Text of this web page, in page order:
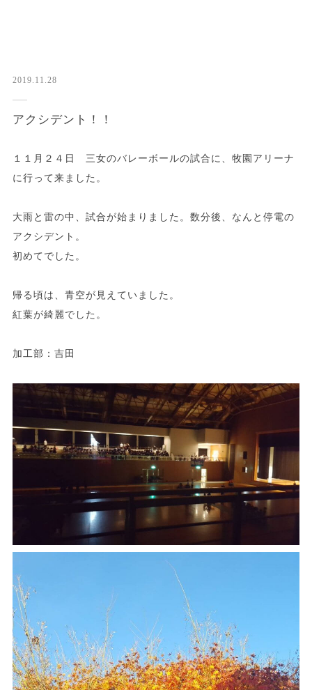
2019.11.28
アクシデント！！
１１月２４日 三女のバレーボールの試合に、牧園アリーナ
に行って来ました。
大雨と雷の中、試合が始まりました。数分後、なんと停電の
アクシデント。
初めてでした。
帰る頃は、青空が見えていました。
紅葉が綺麗でした。
加工部：吉田